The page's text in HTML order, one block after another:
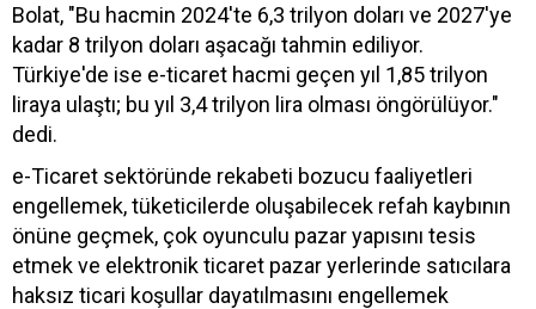
Bolat, "Bu hacmin 2024'te 6,3 trilyon doları ve 2027'ye
kadar 8 trilyon doları aşacağı tahmin ediliyor.
Türkiye'de ise e-ticaret hacmi geçen yıl 1,85 trilyon
liraya ulaştı; bu yıl 3,4 trilyon lira olması öngörülüyor."
dedi.
e-Ticaret sektöründe rekabeti bozucu faaliyetleri
engellemek, tüketicilerde oluşabilecek refah kaybının
önüne geçmek, çok oyunculu pazar yapısını tesis
etmek ve elektronik ticaret pazar yerlerinde satıcılara
haksız ticari koşullar dayatılmasını engellemek